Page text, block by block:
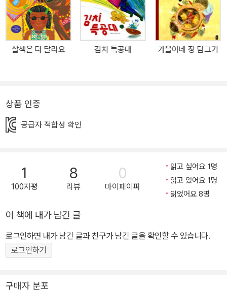
간되었습니다. 2007년 12월 첫 책 《연이네 설맞이》를 내놓은 지 꼭
10년 만의 일입니다. 온고지신 시리즈는 우리 문화의 독자성과 우수
성을 알리는 것에서 한 발 더 나아가, 그 문화가 오늘날 사람들에게는
어떤 의미로 다가갈 수 있는지 그 변화까지도 아울러 담고자 해 왔습
의 이야기까지 담으려 한 것이지요. 스무 번째 책 《짜장면 왔습니다!》
화두 중 하나는 ‘다문화’입니다. 다문화 사회가 이제 막 시작된 것 같
입니다. 짜장면 한 그릇에는 백여 년 전 중국에서 한반도로 건너온 화
교의 이민사가 고스란히 담겨 있습니다. 《짜장면 왔습니다!》는 주인
공 아꿍의 일대기를 통해 이제는 우리 음식으로 자리 잡은 짜장면과
여전히 우리 안의 이방인으로 남아 있는 한국 화교의 역사에 대해 들
짜장면이 되기까지 화교는 중국이 아닌 다른 나라에 사는 중국인을
가리키는 말입니다. 중국인들이 한국에 건너와 산 건 고대부터지만,
니다. 조선의 구식 군대가 차별에 반대해 들고일어나자, 청나라는 조
살색은 다 달라요 김치 특공대 가을이네 장 담그기
상품 인증
공급자 적합성 확인
1
100자평
8
리뷰
0
마이페이퍼
읽고 싶어요 1명
읽고 있어요 1명
읽었어요 8명
이 책에 내가 남긴 글
로그인하면 내가 남긴 글과 친구가 남긴 글을 확인할 수 있습니다.
로그인하기
구매자 분포